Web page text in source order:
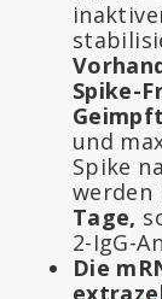
Spike-
und
Spike
werden
Tage,
2-IgG-
Die